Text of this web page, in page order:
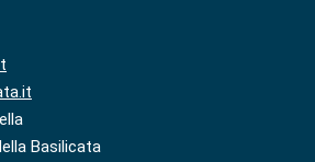
Basilicata